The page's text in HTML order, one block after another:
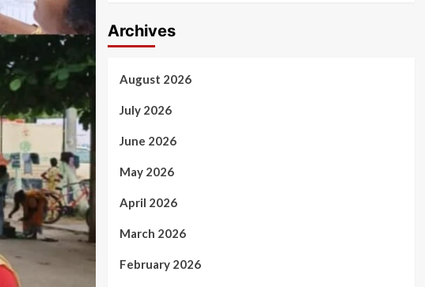
Archives
August 2026
July 2026
June 2026
May 2026
April 2026
March 2026
February 2026